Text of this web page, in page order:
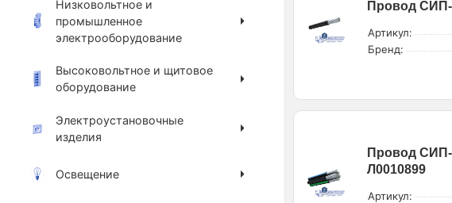
Провод СИП-
Артикул:
Бренд:
Провод СИП-
Л0010899
Артикул:
Низковольтное и
промышленное
электрооборудование
Высоковольтное и щитовое
оборудование
Электроустановочные
изделия
Освещение